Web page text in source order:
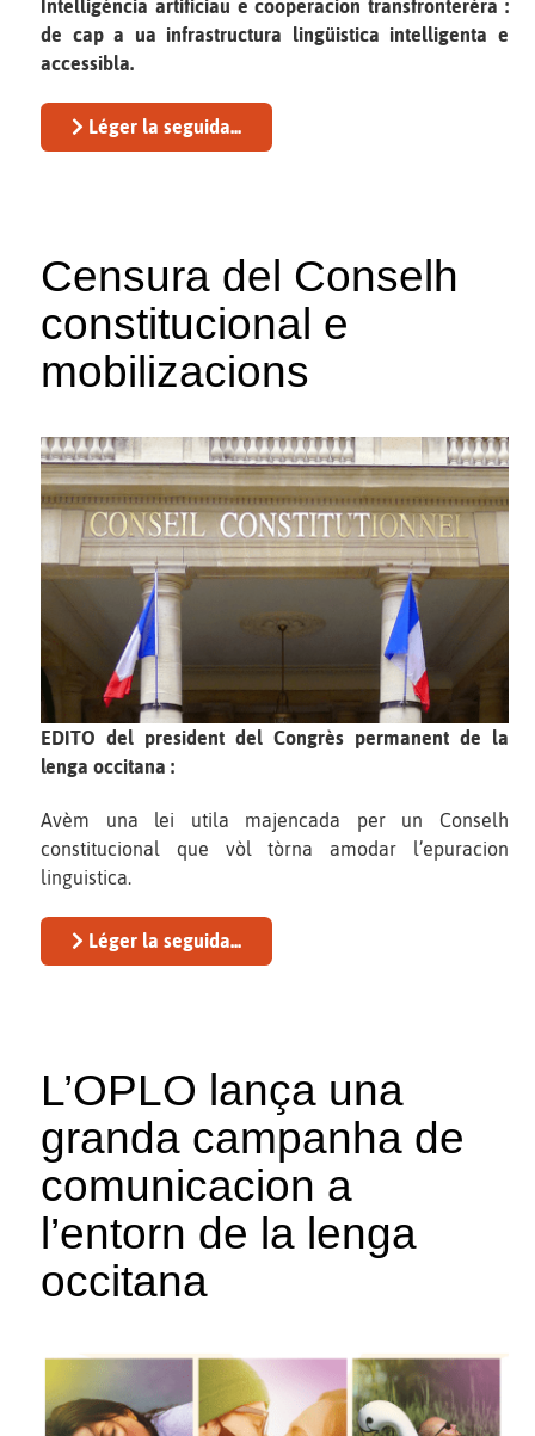
Intelligéncia artificiau e cooperacion transfronterèra :
de cap a ua infrastructura lingüistica intelligenta e
accessibla.
Léger la seguida...
Censura del Conselh
constitucional e
mobilizacions
EDITO del president del Congrès permanent de la
lenga occitana :
Avèm una lei utila majencada per un Conselh
constitucional que vòl tòrna amodar l’epuracion
linguistica.
Léger la seguida...
L’OPLO lança una
granda campanha de
comunicacion a
l’entorn de la lenga
occitana